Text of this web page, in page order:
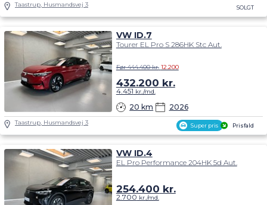
SOLGT
Taastrup, Husmandsvej 3
Super pris Prisfald
VW ID.7
Tourer EL Pro S 286HK Stc Aut.
20 km 2026
Før 444.400 kr. 12.200
432.200 kr.
4.451 kr./md.
Taastrup, Husmandsvej 3
VW ID.4
EL Pro Performance 204HK 5d Aut.
254.400 kr.
2.700 kr./md.